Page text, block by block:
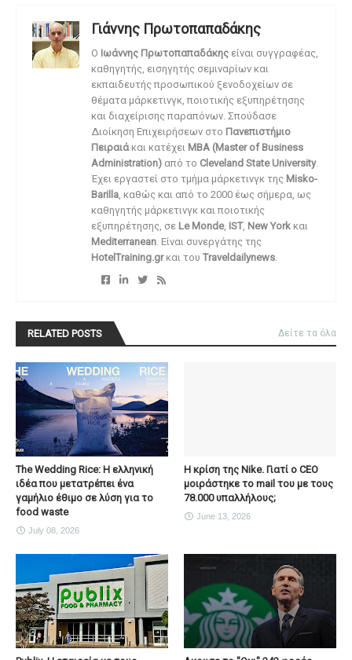
Γιάννης Πρωτοπαπαδάκης
O Ιωάννης Πρωτοπαπαδάκης είναι συγγραφέας,
καθηγητής, εισηγητής σεμιναρίων και
εκπαιδευτής προσωπικού ξενοδοχείων σε
θέματα μάρκετινγκ, ποιοτικής εξυπηρέτησης
και διαχείρισης παραπόνων. Σπούδασε
Διοίκηση Επιχειρήσεων στο Πανεπιστήμιο
Πειραιά και κατέχει MBA (Master of Business
Administration) από το Cleveland State University.
Έχει εργαστεί στο τμήμα μάρκετινγκ της Misko-
Barilla , καθώς και από το 2000 έως σήμερα, ως
καθηγητής μάρκετινγκ και ποιοτικής
εξυπηρέτησης, σε Le Monde, IST, New York και
Mediterranean . Είναι συνεργάτης της
HotelTraining.grκαι του Traveldailynews
RELATED POSTS Δείτε τα όλα
The Wedding Rice: Η ελληνική
ιδέα που μετατρέπει ένα
γαμήλιο έθιμο σε λύση για το
food waste
July 08, 2026
Η κρίση της Nike. Γιατί ο CEO
μοιράστηκε το mail του με τους
78.000 υπαλλήλους;
June 13, 2026